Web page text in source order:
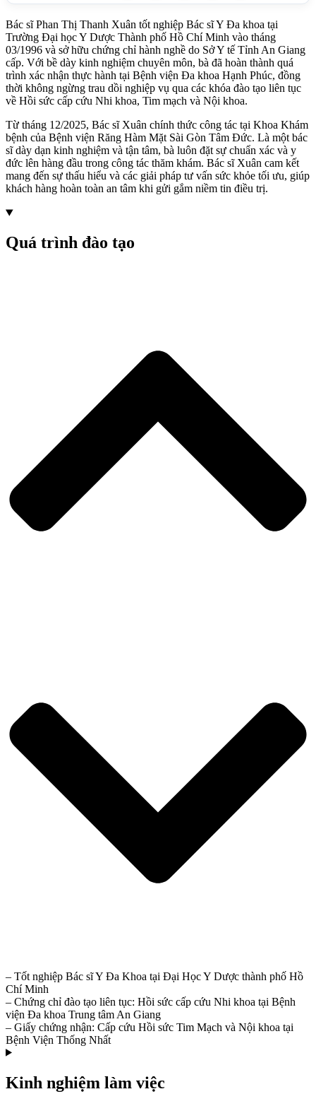
Bác sĩ Phan Thị Thanh Xuân tốt nghiệp Bác sĩ Y Đa khoa tại
Trường Đại học Y Dược Thành phố Hồ Chí Minh vào tháng
03/1996 và sở hữu chứng chỉ hành nghề do Sở Y tế Tỉnh An Giang
cấp. Với bề dày kinh nghiệm chuyên môn, bà đã hoàn thành quá
trình xác nhận thực hành tại Bệnh viện Đa khoa Hạnh Phúc, đồng
thời không ngừng trau dồi nghiệp vụ qua các khóa đào tạo liên tục
về Hồi sức cấp cứu Nhi khoa, Tim mạch và Nội khoa.
Từ tháng 12/2025, Bác sĩ Xuân chính thức công tác tại Khoa Khám
bệnh của Bệnh viện Răng Hàm Mặt Sài Gòn Tâm Đức. Là một bác
sĩ dày dạn kinh nghiệm và tận tâm, bà luôn đặt sự chuẩn xác và y
đức lên hàng đầu trong công tác thăm khám. Bác sĩ Xuân cam kết
mang đến sự thấu hiểu và các giải pháp tư vấn sức khỏe tối ưu, giúp
khách hàng hoàn toàn an tâm khi gửi gắm niềm tin điều trị.
Quá trình đào tạo
– Tốt nghiệp Bác sĩ Y Đa Khoa tại Đại Học Y Dược thành phố Hồ
Chí Minh
– Chứng chỉ đào tạo liên tục: Hồi sức cấp cứu Nhi khoa tại Bệnh
viện Đa khoa Trung tâm An Giang
– Giấy chứng nhận: Cấp cứu Hồi sức Tim Mạch và Nội khoa tại
Bệnh Viện Thống Nhất
Kinh nghiệm làm việc